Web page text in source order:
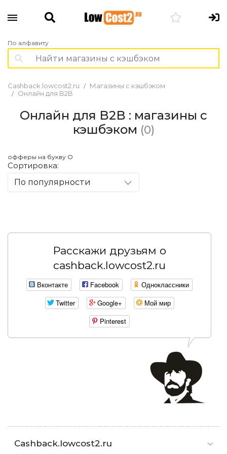
По алфавиту
Cashback.lowcost2.ru
Магазины с кэшбэком
Онлайн для B2B
Онлайн для B2B : магазины с
кэшбэком (0)
офферы на букву O
Сортировка:
По популярности
Расскажи друзьям о
cashback.lowcost2.ru
Вконтакте Facebook
Одноклассники
Twitter
Google+
Мой мир
Pinterest
Cashback.lowcost2.ru